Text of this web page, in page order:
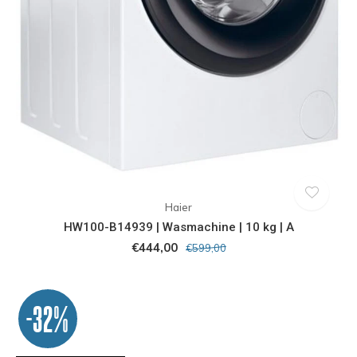
Haier
HW100-B14939 | Wasmachine | 10 kg | A
€444,00 €599,00
-32%